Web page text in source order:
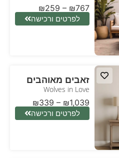
₪259 – ₪767
לפרטים ורכישה
זאבים מאוהבים
Wolves in Love
₪339 – ₪1,039
לפרטים ורכישה